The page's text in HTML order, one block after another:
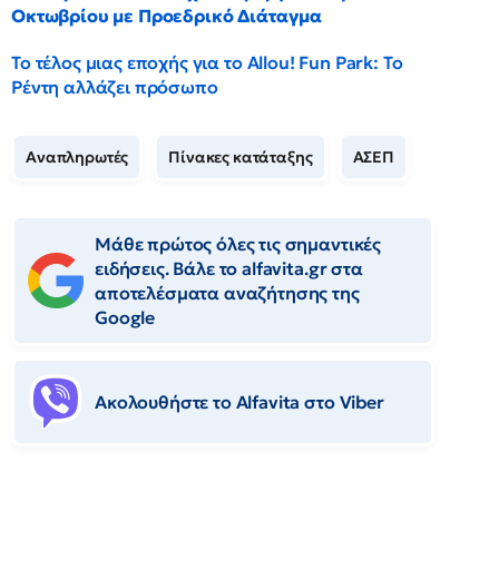
Οκτωβρίου με Προεδρικό Διάταγμα
Το τέλος μιας εποχής για το Allou! Fun Park: Το
Ρέντη αλλάζει πρόσωπο
Αναπληρωτές Πίνακες κατάταξης ΑΣΕΠ
Μάθε πρώτος όλες τις σημαντικές
ειδήσεις. Βάλε το alfavita.gr στα
αποτελέσματα αναζήτησης της
Google
Ακολουθήστε το Αlfavita στο Viber